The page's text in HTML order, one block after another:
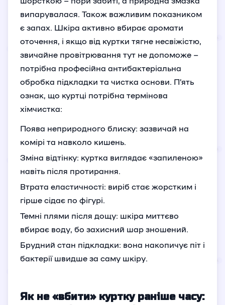
випарувалася. Також важливим показником
є запах. Шкіра активно вбирає аромати
оточення, і якщо від куртки тягне несвіжістю,
звичайне провітрювання тут не допоможе –
потрібна професійна антибактеріальна
обробка підкладки та чистка основи. П’ять
ознак, що куртці потрібна термінова
хімчистка:
Поява неприродного блиску: зазвичай на
комірі та навколо кишень.
Зміна відтінку: куртка виглядає «запиленою»
навіть після протирання.
Втрата еластичності: виріб стає жорстким і
гірше сідає по фігурі.
Темні плями після дощу: шкіра миттєво
вбирає воду, бо захисний шар зношений.
Брудний стан підкладки: вона накопичує піт і
бактерії швидше за саму шкіру.
Як не «вбити» куртку раніше часу: